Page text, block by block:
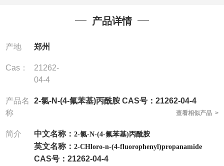
产品详情
产地 郑州
Cas：
21262-
04-4
产品名
称
2-氯-N-(4-氟苯基)丙酰胺 CAS号：21262-04-4
查看相似产品 >
简介 中文名称： 2-氯-N-(4-氟苯基)丙酰胺
英文名称： 2-CHloro-n-(4-fluorophenyl)propanamide
CAS号： 21262-04-4